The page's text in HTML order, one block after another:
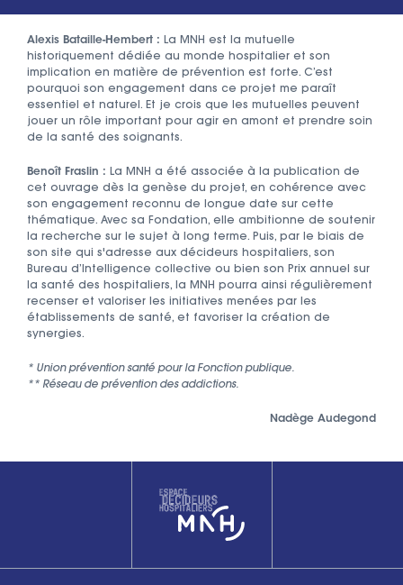
Alexis Bataille-Hembert : La MNH est la mutuelle
historiquement dédiée au monde hospitalier et son
implication en matière de prévention est forte. C’est
pourquoi son engagement dans ce projet me paraît
essentiel et naturel. Et je crois que les mutuelles peuvent
jouer un rôle important pour agir en amont et prendre soin
de la santé des soignants.
Benoît Fraslin : La MNH a été associée à la publication de
cet ouvrage dès la genèse du projet, en cohérence avec
son engagement reconnu de longue date sur cette
thématique. Avec sa Fondation, elle ambitionne de soutenir
la recherche sur le sujet à long terme. Puis, par le biais de
son site qui s'adresse aux décideurs hospitaliers, son
Bureau d’Intelligence collective ou bien son Prix annuel sur
la santé des hospitaliers, la MNH pourra ainsi régulièrement
recenser et valoriser les initiatives menées par les
établissements de santé, et favoriser la création de
synergies.
* Union prévention santé pour la Fonction publique.
** Réseau de prévention des addictions.
Nadège Audegond